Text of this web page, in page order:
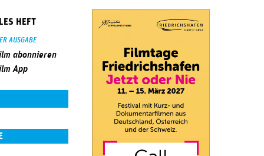
HEFT
AUSGABE
abonnieren
App